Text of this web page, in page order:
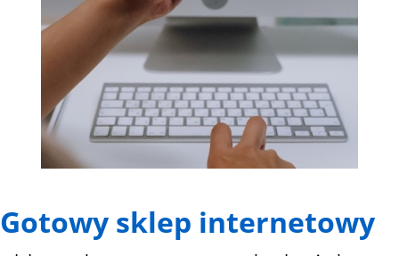
Gotowy sklep internetowy